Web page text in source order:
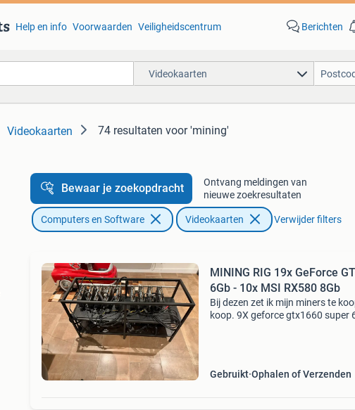
Help en info Voorwaarden Veiligheidscentrum Berichten
Videokaarten
Videokaarten 74 resultaten voor 'mining'
Bewaar je zoekopdracht
Ontvang meldingen van
nieuwe zoekresultaten
Computers en Software Videokaarten Verwijder filters
MINING RIG 19x GeForce
6Gb - 10x MSI RX580 8Gb
Bij dezen zet ik mijn miners te
koop. 9X geforce gtx1660 super
Gebruikt Ophalen of Verzenden